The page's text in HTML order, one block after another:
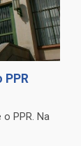
PPR. Na